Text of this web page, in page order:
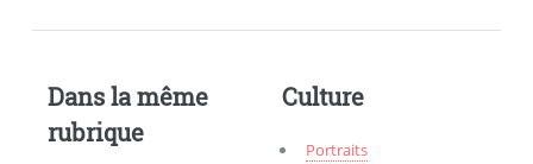
Dans la même
rubrique
Culture
Portraits